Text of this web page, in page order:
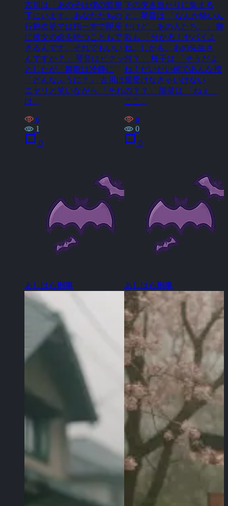
古川は「あの子は僕の監視
下にいます。あなたたちの
行動次第では指一本で即座
に彼女の命を絶つこともで
きるんです。それでもいい
んですか？」 琴音はビクッ
としたが、舞歌は冷静に
「どんなふうに？」 古川は
ニヤリと笑いながら 「それ
は...
6
1
chat_bubble 0
あしはら刑事
下の突き当たりに集まる
と、琴音は 「なんか怖いん
だけど、あの人たち。」 舞
歌も 「分かる！ヤバイよ
ね。しかも、あの先生さ
何？」 桜子は 「そうだよ
ね！だいたい何であんな授
業受けなきゃいけない
の？？」 陽菜は 「ねぇ、
ここ...
0
0
chat_bubble 0
あしはら刑事